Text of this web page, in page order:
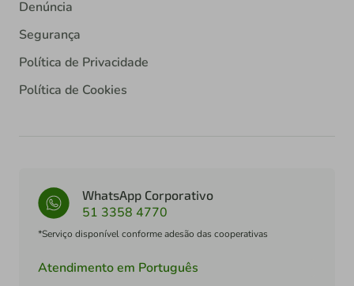
Denúncia
Segurança
Política de Privacidade
Política de Cookies
WhatsApp Corporativo
51 3358 4770
*Serviço disponível conforme adesão das cooperativas
Atendimento em Português